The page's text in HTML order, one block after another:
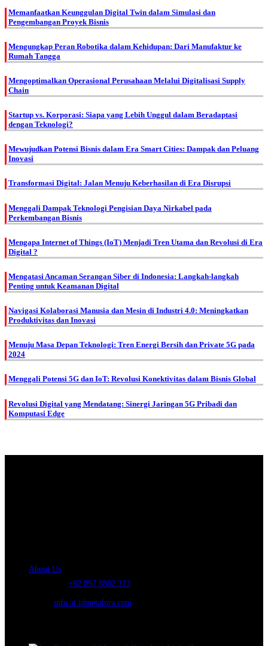
Memanfaatkan Keunggulan Digital Twin dalam Simulasi dan
Pengembangan Proyek Bisnis
Mengungkap Peran Robotika dalam Kehidupan: Dari Manufaktur ke
Rumah Tangga
Mengoptimalkan Operasional Perusahaan Melalui Digitalisasi Supply
Chain
Startup vs. Korporasi: Siapa yang Lebih Unggul dalam Beradaptasi
dengan Teknologi?
Mewujudkan Potensi Bisnis dalam Era Smart Cities: Dampak dan Peluang
Inovasi
Transformasi Digital: Jalan Menuju Keberhasilan di Era Disrupsi
Menggali Dampak Teknologi Pengisian Daya Nirkabel pada
Perkembangan Bisnis
Mengapa Internet of Things (IoT) Menjadi Tren Utama dan Revolusi di Era
Digital ?
Mengatasi Ancaman Serangan Siber di Indonesia: Langkah-langkah
Penting untuk Keamanan Digital
Navigasi Kolaborasi Manusia dan Mesin di Industri 4.0: Meningkatkan
Produktivitas dan Inovasi
Menuju Masa Depan Teknologi: Tren Energi Bersih dan Private 5G pada
2024
Menggali Potensi 5G dan IoT: Revolusi Konektivitas dalam Bisnis Global
Revolusi Digital yang Mendatang: Sinergi Jaringan 5G Pribadi dan
Komputasi Edge
About Us
+62 897 8802 313
info at idmetafora.com